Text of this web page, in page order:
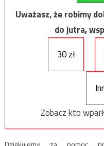
Uważasz, że robimy
do jutra,
30 zł
Zobacz kto